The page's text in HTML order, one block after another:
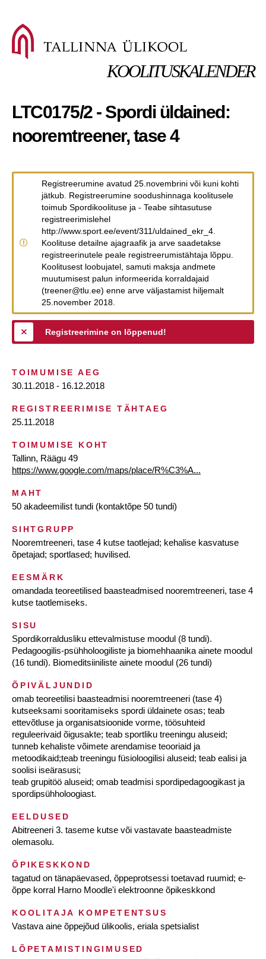
KOOLITUSKALENDER
LTC0175/2 - Spordi üldained:
nooremtreener, tase 4
Registreerumine avatud 25.novembrini või kuni kohti
jätkub. Registreerumine soodushinnaga koolitusele
toimub Spordikoolituse ja - Teabe sihtasutuse
registreerimislehel
http://www.sport.ee/event/311/uldained_ekr_4.
Koolituse detailne ajagraafik ja arve saadetakse
registreerinutele peale registreerumistähtaja lõppu.
Koolitusest loobujatel, samuti maksja andmete
muutumisest palun informeerida korraldajaid
(treener@tlu.ee) enne arve väljastamist hiljemalt
25.november 2018.
Registreerimine on lõppenud!
TOIMUMISE AEG
30.11.2018 - 16.12.2018
REGISTREERIMISE TÄHTAEG
25.11.2018
TOIMUMISE KOHT
Tallinn, Räägu 49
https://www.google.com/maps/place/R%C3%A...
MAHT
50 akadeemilist tundi (kontaktõpe 50 tundi)
SIHTGRUPP
Nooremtreeneri, tase 4 kutse taotlejad; kehalise kasvatuse
õpetajad; sportlased; huvilised.
EESMÄRK
omandada teoreetilised baasteadmised nooremtreeneri, tase 4
kutse taotlemiseks.
SISU
Spordikorraldusliku ettevalmistuse moodul (8 tundi).
Pedagoogilis-psühholoogiliste ja biomehhaanika ainete moodul
(16 tundi). Biomeditsiiniliste ainete moodul (26 tundi)
ÕPIVÄLJUNDID
omab teoreetilisi baasteadmisi nooremtreeneri (tase 4)
kutseeksami sooritamiseks spordi üldainete osas; teab
ettevõtluse ja organisatsioonide vorme, töösuhteid
reguleerivaid õigusakte; teab sportliku treeningu aluseid;
tunneb kehaliste võimete arendamise teooriaid ja
metoodikaid;teab treeningu füsioloogilisi aluseid; teab ealisi ja
soolisi iseärasusi;
teab grupitöö aluseid; omab teadmisi spordipedagoogikast ja
spordipsühholoogiast.
EELDUSED
Abitreeneri 3. taseme kutse või vastavate baasteadmiste
olemasolu.
ÕPIKESKKOND
tagatud on tänapäevased, õppeprotsessi toetavad ruumid; e-
õppe korral Harno Moodle'i elektroonne õpikeskkond
KOOLITAJA KOMPETENTSUS
Vastava aine õppejõud ülikoolis, eriala spetsialist
LÕPETAMISTINGIMUSED